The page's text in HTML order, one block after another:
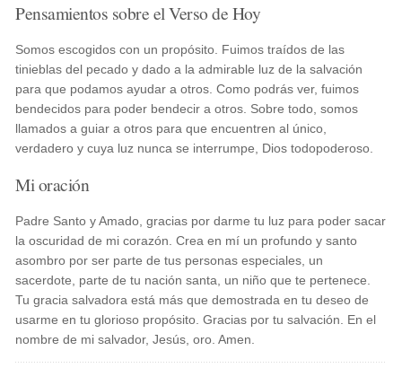
Pensamientos sobre el Verso de Hoy
Somos escogidos con un propósito. Fuimos traídos de las
tinieblas del pecado y dado a la admirable luz de la salvación
para que podamos ayudar a otros. Como podrás ver, fuimos
bendecidos para poder bendecir a otros. Sobre todo, somos
llamados a guiar a otros para que encuentren al único,
verdadero y cuya luz nunca se interrumpe, Dios todopoderoso.
Mi oración
Padre Santo y Amado, gracias por darme tu luz para poder sacar
la oscuridad de mi corazón. Crea en mí un profundo y santo
asombro por ser parte de tus personas especiales, un
sacerdote, parte de tu nación santa, un niño que te pertenece.
Tu gracia salvadora está más que demostrada en tu deseo de
usarme en tu glorioso propósito. Gracias por tu salvación. En el
nombre de mi salvador, Jesús, oro. Amen.